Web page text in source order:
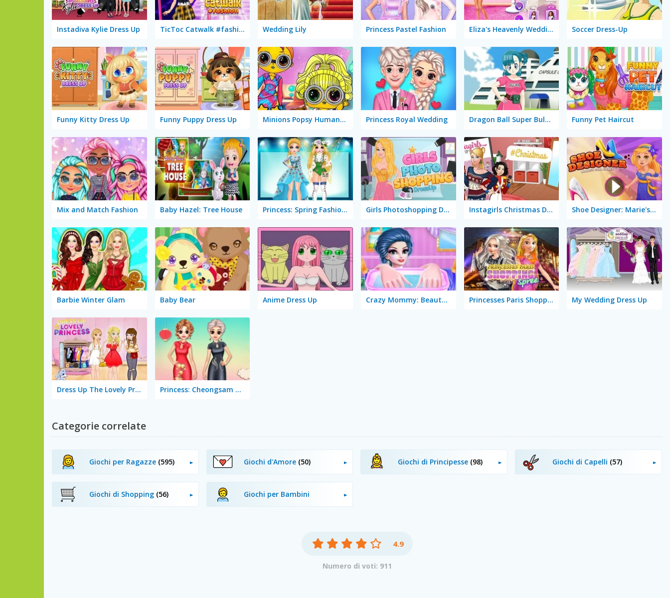
Instadiva Kylie Dress Up TicToc Catwalk #fashion Wedding Lily Princess Pastel Fashion Eliza's Heavenly Wedding Soccer Dress-Up
Funny Kitty Dress Up Funny Puppy Dress Up Minions Popsy Humanization Princess Royal Wedding Dragon Ball Super Bulma Dress Up Funny Pet Haircut
Mix and Match Fashion Baby Hazel: Tree House Princess: Spring Fashion Show Girls Photoshopping Dressup Instagirls Christmas Dress Up Shoe Designer: Marie's Girl Games
Barbie Winter Glam Baby Bear Anime Dress Up Crazy Mommy: Beauty Salon Princesses Paris Shopping Spree My Wedding Dress Up
Dress Up The Lovely Princess Princess: Cheongsam Shanghai Fashion
Categorie correlate
Giochi per Ragazze (595) Giochi d'Amore (50) Giochi di Principesse (98) Giochi di Capelli (57)
Giochi di Shopping (56) Giochi per Bambini
4.9
Numero di voti: 911